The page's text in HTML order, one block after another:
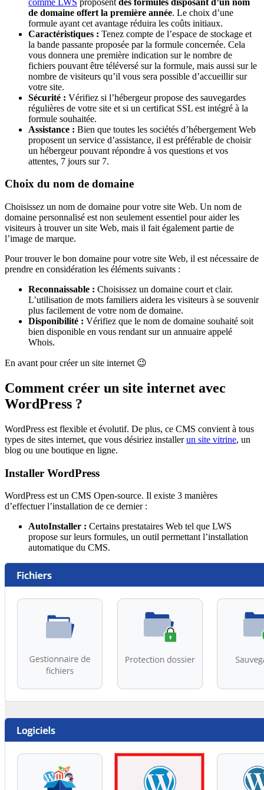
de domaine offert la première année. Le choix d’une
formule ayant cet avantage réduira les coûts initiaux.
Caractéristiques : Tenez compte de l’espace de stockage et
la bande passante proposée par la formule concernée. Cela
vous donnera une première indication sur le nombre de
fichiers pouvant être téléversé sur la formule, mais aussi sur le
nombre de visiteurs qu’il vous sera possible d’accueillir sur
votre site.
Sécurité : Vérifiez si l’hébergeur propose des sauvegardes
régulières de votre site et si un certificat SSL est intégré à la
formule souhaitée.
Assistance : Bien que toutes les sociétés d’hébergement Web
proposent un service d’assistance, il est préférable de choisir
un hébergeur pouvant répondre à vos questions et vos
attentes, 7 jours sur 7.
Choix du nom de domaine
Choisissez un nom de domaine pour votre site Web. Un nom de
domaine personnalisé est non seulement essentiel pour aider les
visiteurs à trouver un site Web, mais il fait également partie de
l’image de marque.
Pour trouver le bon domaine pour votre site Web, il est nécessaire de
prendre en considération les éléments suivants :
Reconnaissable : Choisissez un domaine court et clair.
L’utilisation de mots familiers aidera les visiteurs à se souvenir
plus facilement de votre nom de domaine.
Disponibilité : Vérifiez que le nom de domaine souhaité soit
bien disponible en vous rendant sur un annuaire appelé
Whois.
En avant pour créer un site internet 😉
Comment créer un site internet avec
WordPress ?
WordPress est flexible et évolutif. De plus, ce CMS convient à tous
types de sites internet, que vous désiriez installerun site vitrine, un
blog ou une boutique en ligne.
Installer WordPress
WordPress est un CMS Open-source. Il existe 3 manières
d’effectuer l’installation de ce dernier :
AutoInstaller : Certains prestataires Web tel que LWS
propose sur leurs formules, un outil permettant l’installation
automatique du CMS.